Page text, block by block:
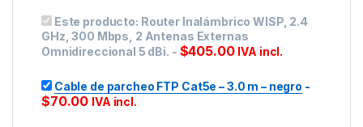
Este producto: Router Inalámbrico WISP, 2.4
GHz, 300 Mbps, 2 Antenas Externas
Omnidireccional 5 dBi. - $405.00 IVA incl.
Cable de parcheo FTP Cat5e – 3.0 m – negro -
$70.00 IVA incl.